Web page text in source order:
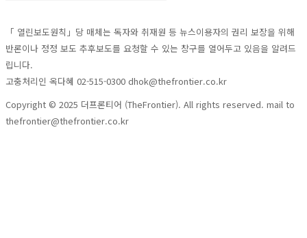
「 열린보도원칙」당 매체는 독자와 취재원 등 뉴스이용자의 권리 보장을 위해
반론이나 정정 보도 추후보도를 요청할 수 있는 창구를 열어두고 있음을 알려드
립니다.
고충처리인 옥다혜 02-515-0300 dhok@thefrontier.co.kr
Copyright © 2025 더프론티어 (TheFrontier). All rights reserved. mail to
thefrontier@thefrontier.co.kr